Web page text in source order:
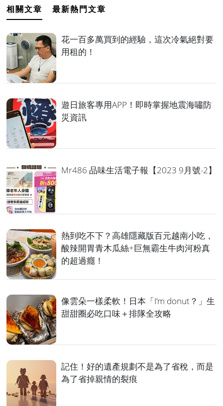
相關文章 最新熱門文章
花一百多萬買到的經驗，這次冷氣絕對要
用租的！
遊日旅客專用APP！即時掌握地震海嘯防
災資訊
Mr486 品味生活電子報【2023 9月號-2】
熱到吃不下？高雄隱藏版百元越南小吃，
酸辣開胃青木瓜絲+巨無霸生牛肉河粉真
的超過癮！
像雲朵一樣柔軟！日本「I’m donut？」生
甜甜圈必吃口味＋排隊全攻略
記住！好的遺產規劃不是為了省稅，而是
為了省掉親情的裂痕